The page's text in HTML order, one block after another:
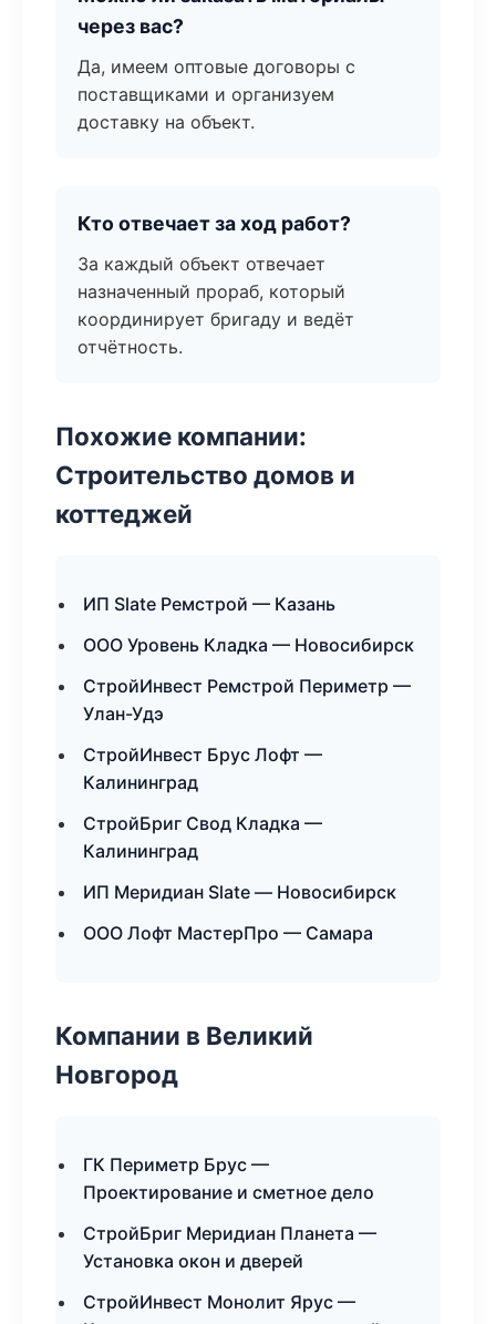
через вас?
Да, имеем оптовые договоры с
поставщиками и организуем
доставку на объект.
Кто отвечает за ход работ?
За каждый объект отвечает
назначенный прораб, который
координирует бригаду и ведёт
отчётность.
Похожие компании:
Строительство домов и
коттеджей
ИП Slate Ремстрой — Казань
ООО Уровень Кладка — Новосибирск
СтройИнвест Ремстрой Периметр —
Улан-Удэ
СтройИнвест Брус Лофт —
Калининград
СтройБриг Свод Кладка —
Калининград
ИП Меридиан Slate — Новосибирск
ООО Лофт МастерПро — Самара
Компании в Великий
Новгород
ГК Периметр Брус —
Проектирование и сметное дело
СтройБриг Меридиан Планета —
Установка окон и дверей
СтройИнвест Монолит Ярус —